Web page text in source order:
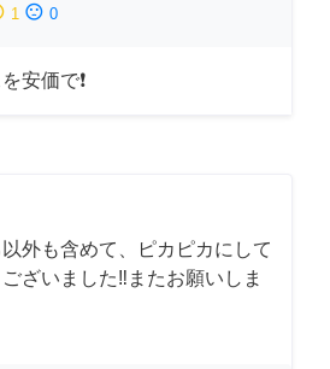
1 sentiment_dissatisfied 0
安価で❗
外も含めて、ピカピカにして
ざいました‼️またお願いしま